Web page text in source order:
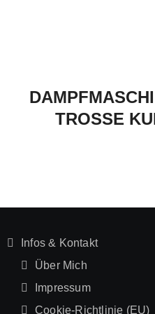
TROSSE
Infos & Kontakt
Über Mich
Impressum
Cookie-Richtlinie (EU)